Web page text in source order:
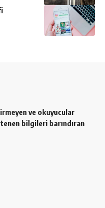
ve okuyucular
bilgileri barındıran